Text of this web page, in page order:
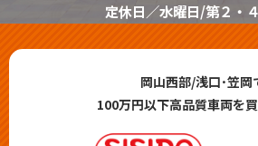
定休日／水曜日/第２・
岡山西部/浅口･笠岡
100万円以下高品質車両を